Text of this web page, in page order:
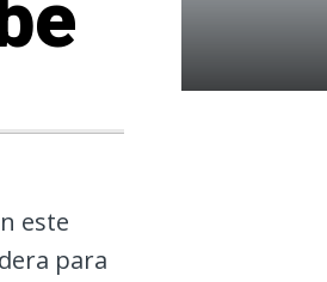
este
para